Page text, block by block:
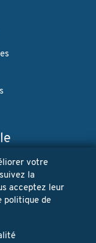
ne seront jamais
votre
la
acceptez leur
politique de